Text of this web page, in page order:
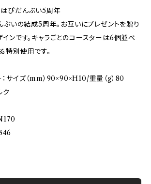
ぴだんぶい5周年
いの結成5周年。お互いにプレゼントを贈り
ンです。キャラごとのコースターは6個並べ
特別使用です。
サイズ（mm）90×90×H10/重量（g）80
ク